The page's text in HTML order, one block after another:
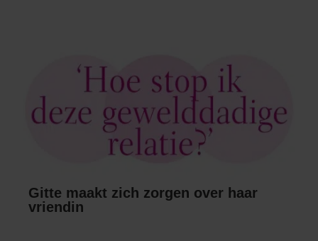
Gitte maakt zich zorgen over haar
vriendin